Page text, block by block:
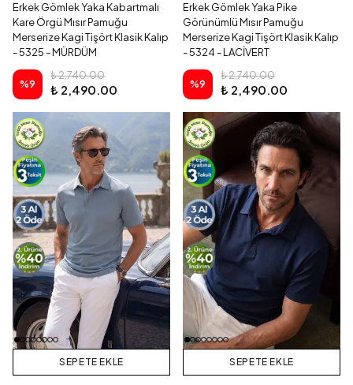
Erkek Gömlek Yaka Kabartmalı
Kare Örgü Mısır Pamuğu
Merserize Kagi Tişört Klasik Kalıp
- 5325 - MÜRDÜM
%9
₺ 2,740.00
₺ 2,490.00
Erkek Gömlek Yaka Pike
Görünümlü Mısır Pamuğu
Merserize Kagi Tişört Klasik Kalıp
- 5324 - LACİVERT
%9
₺ 2,740.00
₺ 2,490.00
SEPETE EKLE SEPETE EKLE